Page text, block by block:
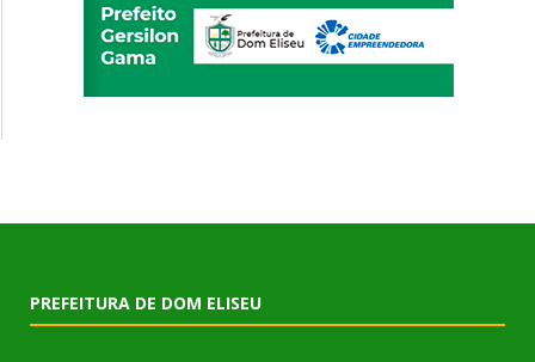
PREFEITURA DE DOM ELISEU